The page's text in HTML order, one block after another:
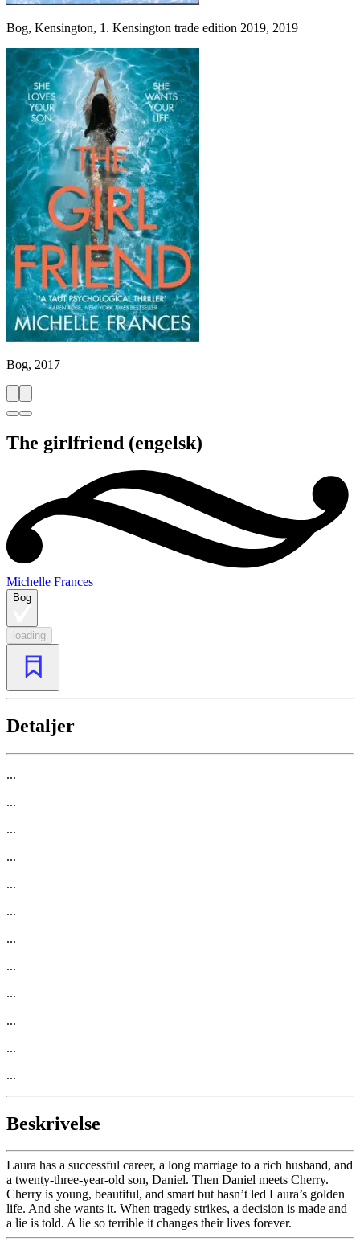
Bog, Kensington, 1. Kensington trade edition 2019, 2019
Bog, 2017
The girlfriend (engelsk)
Michelle Frances
Bog
loading
Detaljer
...
...
...
...
...
...
...
...
...
...
...
...
Beskrivelse
Laura has a successful career, a long marriage to a rich husband, and
a twenty-three-year-old son, Daniel. Then Daniel meets Cherry.
Cherry is young, beautiful, and smart but hasn’t led Laura’s golden
life. And she wants it. When tragedy strikes, a decision is made and
a lie is told. A lie so terrible it changes their lives forever.